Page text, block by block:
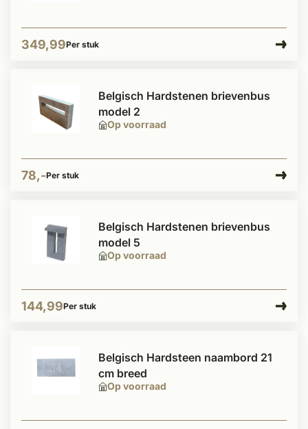
349,99Per stuk
Op voorraad
Belgisch Hardstenen brievenbus
model 2
78,-Per stuk
Op voorraad
Belgisch Hardstenen brievenbus
model 5
144,99Per stuk
Op voorraad
Belgisch Hardsteen naambord 21
cm breed